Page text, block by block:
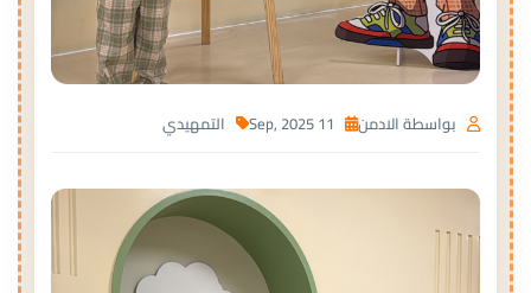
بواسطة الادمن التمهيدي